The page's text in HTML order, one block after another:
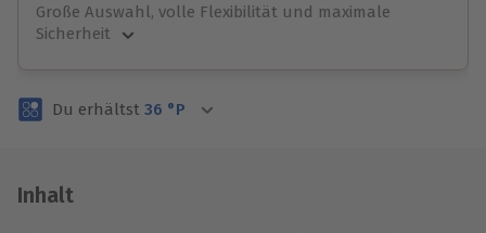
Große Auswahl, volle Flexibilität und maximale
Sicherheit
Volle Flexibilität
3 Jahre gültig & verlängerbar.
Du erhältst 36 °P
Inhalt